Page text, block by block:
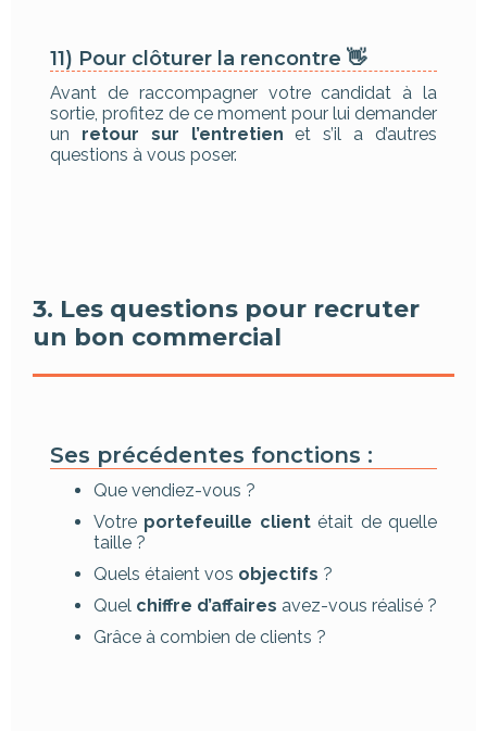
11) Pour clôturer la rencontre 👋
Avant de raccompagner votre candidat à la
sortie, profitez de ce moment pour lui demander
un retour sur l’entretienet s’il a d’autres
questions à vous poser.
3. Les questions pour recruter
un bon commercial
Ses précédentes fonctions :
Que vendiez-vous ?
Votre portefeuille clientétait de quelle
taille ?
Quels étaient vos objectifs ?
Quel chiffre d’affaires avez-vous réalisé ?
Grâce à combien de clients ?